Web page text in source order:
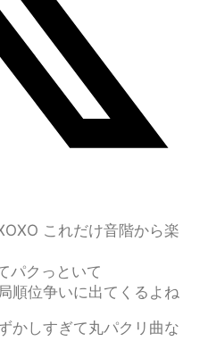
これだけ音階から楽
パクっといて
順位争いに出てくるよね
かしすぎて丸パクリ曲な